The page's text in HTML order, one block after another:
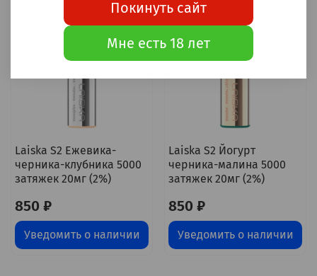
Laiska S2 Ежевика-
черника-клубника 5000
затяжек 20мг (2%)
850 ₽
Уведомить о наличии
Laiska S2 Йогурт
черника-малина 5000
затяжек 20мг (2%)
850 ₽
Уведомить о наличии
Покинуть сайт
Мне есть 18 лет